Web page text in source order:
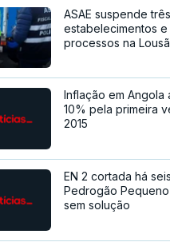
ASAE suspende três
estabelecimentos e
processos na Lousã
Inflação em Angola
10% pela primeira
2015
EN 2 cortada há
Pedrogão
sem solução